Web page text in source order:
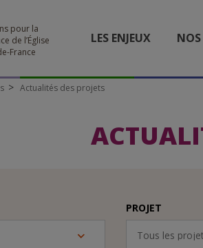
pour la
de l’Église
France
LES ENJEUX NOS
Actualités des projets
PROJET
Tous les